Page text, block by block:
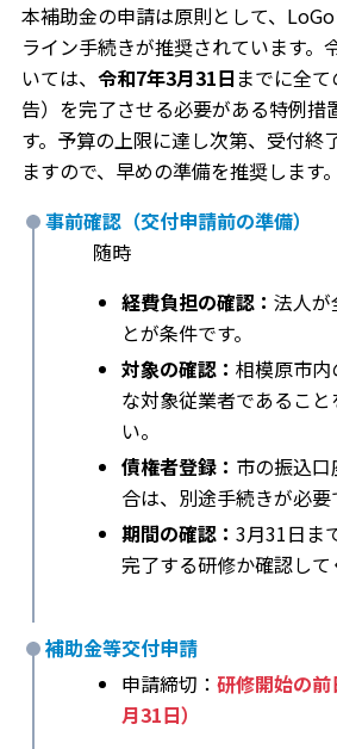
本補助金の申請は原則として、
ライン手続きが推奨されています。
いては、 令和7年3月31日 までに全
告）を完了させる必要がある特例措
す。予算の上限に達し次第、受付終
ますので、早めの準備を推奨します。
事前確認（交付申請前の準備）
随時
経費負担の確認： 法人が
とが条件です。
対象の確認： 相模原市
な対象従業者であるこ
い。
債権者登録： 市の振込
合は、別途手続きが必要
期間の確認： 3月31日ま
完了する研修か確認して
補助金等交付申請
申請締切： 研修開始の
月31日）